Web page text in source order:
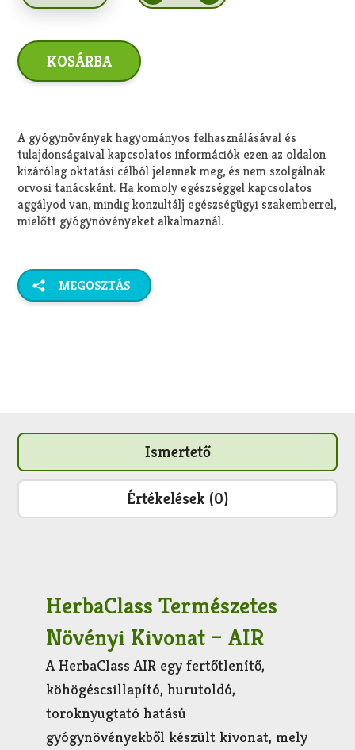
A gyógynövények hagyományos felhasználásával és
tulajdonságaival kapcsolatos információk ezen az oldalon
kizárólag oktatási célból jelennek meg, és nem szolgálnak
orvosi tanácsként. Ha komoly egészséggel kapcsolatos
aggályod van, mindig konzultálj egészségügyi szakemberrel,
mielőtt gyógynövényeket alkalmaznál.
MEGOSZTÁS
Ismertető
Értékelések (0)
HerbaClass Természetes
Növényi Kivonat – AIR
A HerbaClass AIR egy fertőtlenítő,
köhögéscsillapító, hurutoldó,
toroknyugtató hatású
gyógynövényekből készült kivonat, mely